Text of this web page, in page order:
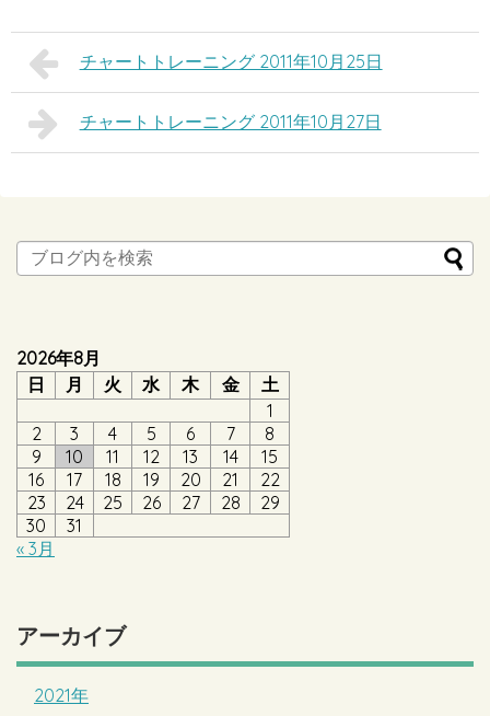
チャートトレーニング 2011年10月25日
チャートトレーニング 2011年10月27日
2026年8月
日
月 火 水 木 金
土
1
2
3 4 5 6 7
8
9
10 11 12 13 14
15
16
17 18 19 20 21
22
23
24 25 26 27 28
29
30
31
« 3月
アーカイブ
2021年